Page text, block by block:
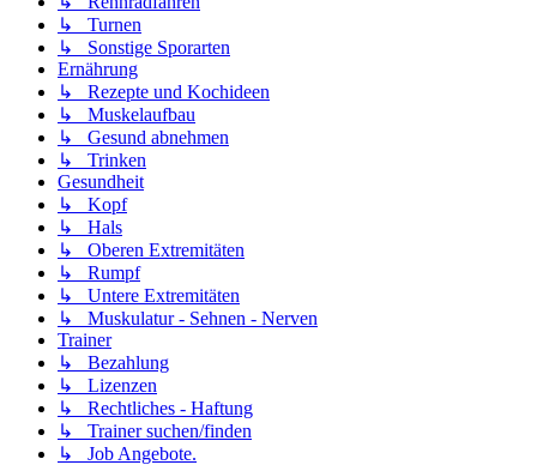
↳ Turnen
↳ Sonstige Sporarten
Ernährung
↳ Rezepte und Kochideen
↳ Muskelaufbau
↳ Gesund abnehmen
↳ Trinken
Gesundheit
↳ Kopf
↳ Hals
↳ Oberen Extremitäten
↳ Rumpf
↳ Untere Extremitäten
↳ Muskulatur - Sehnen - Nerven
Trainer
↳ Bezahlung
↳ Lizenzen
↳ Rechtliches - Haftung
↳ Trainer suchen/finden
↳ Job Angebote.